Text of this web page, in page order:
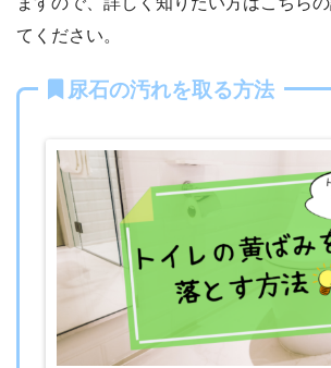
てください。
尿石の汚れを取る方法